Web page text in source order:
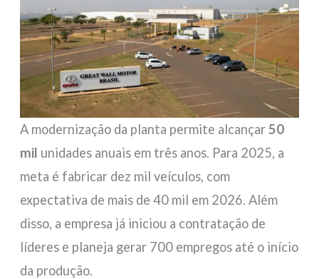
A modernização da planta permite alcançar50
mil unidades anuais em três anos. Para 2025, a
meta é fabricar dez mil veículos, com
expectativa de mais de 40 mil em 2026. Além
disso, a empresa já iniciou a contratação de
líderes e planeja gerar 700 empregos até o início
da produção.